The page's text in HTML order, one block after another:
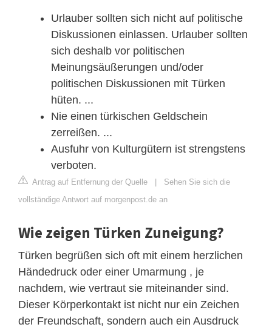
Urlauber sollten sich nicht auf politische
Diskussionen einlassen. Urlauber sollten
sich deshalb vor politischen
Meinungsäußerungen und/oder
politischen Diskussionen mit Türken
hüten. ...
Nie einen türkischen Geldschein
zerreißen. ...
Ausfuhr von Kulturgütern ist strengstens
verboten.
Antrag auf Entfernung der Quelle | Sehen Sie sich die
vollständige Antwort auf morgenpost.de an
Wie zeigen Türken Zuneigung?
Türken begrüßen sich oft mit einem herzlichen
Händedruck oder einer Umarmung , je
nachdem, wie vertraut sie miteinander sind.
Dieser Körperkontakt ist nicht nur ein Zeichen
der Freundschaft, sondern auch ein Ausdruck